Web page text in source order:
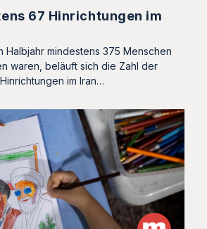
67 Hinrichtungen im
Halbjahr mindestens 375 Menschen
waren, beläuft sich die Zahl der
im Iran…